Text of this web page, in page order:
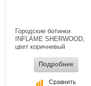
Городские ботинки
INFLAME SHERWOOD,
цвет коричневый
Подробнее
Сравнить